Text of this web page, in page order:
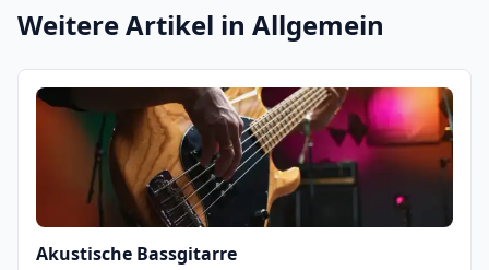
Weitere Artikel in Allgemein
Akustische Bassgitarre